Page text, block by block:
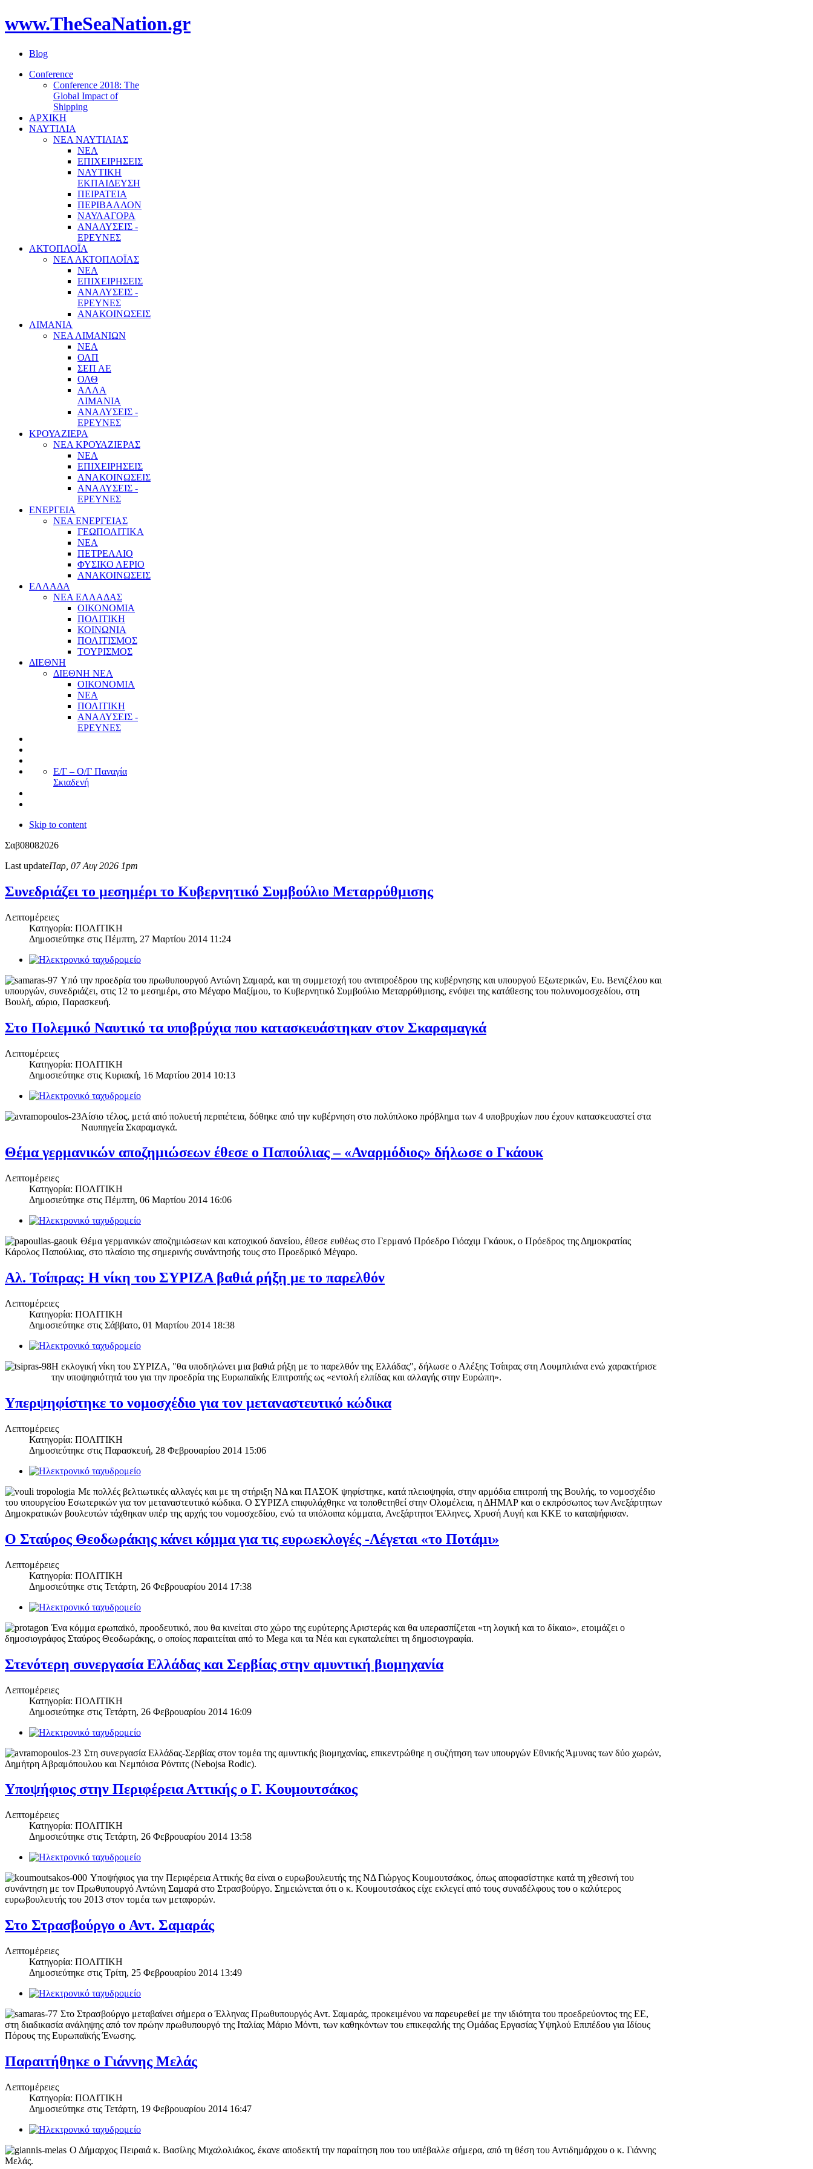
www.TheSeaNation.gr
Blog
Conference
Conference 2018: The
Global Impact of
Shipping
ΑΡΧΙΚΗ
ΝΑΥΤΙΛΙΑ
ΝΕΑ ΝΑΥΤΙΛΙΑΣ
ΝΕΑ
ΕΠΙΧΕΙΡΗΣΕΙΣ
ΝΑΥΤΙΚΗ
ΕΚΠΑΙΔΕΥΣΗ
ΠΕΙΡΑΤΕΙΑ
ΠΕΡΙΒΑΛΛΟΝ
ΝΑΥΛΑΓΟΡΑ
ΑΝΑΛΥΣΕΙΣ -
ΕΡΕΥΝΕΣ
ΑΚΤΟΠΛΟΪΑ
ΝΕΑ ΑΚΤΟΠΛΟΪΑΣ
ΝΕΑ
ΕΠΙΧΕΙΡΗΣΕΙΣ
ΑΝΑΛΥΣΕΙΣ -
ΕΡΕΥΝΕΣ
ΑΝΑΚΟΙΝΩΣΕΙΣ
ΛΙΜΑΝΙΑ
ΝΕΑ ΛΙΜΑΝΙΩΝ
ΝΕΑ
ΟΛΠ
ΣΕΠ ΑΕ
ΟΛΘ
ΑΛΛΑ
ΛΙΜΑΝΙΑ
ΑΝΑΛΥΣΕΙΣ -
ΕΡΕΥΝΕΣ
ΚΡΟΥΑΖΙΕΡΑ
ΝΕΑ ΚΡΟΥΑΖΙΕΡΑΣ
NEA
ΕΠΙΧΕΙΡΗΣΕΙΣ
ΑΝΑΚΟΙΝΩΣΕΙΣ
ΑΝΑΛΥΣΕΙΣ -
ΕΡΕΥΝΕΣ
ΕΝΕΡΓΕΙΑ
ΝΕΑ ΕΝΕΡΓΕΙΑΣ
ΓΕΩΠΟΛΙΤΙΚΑ
ΝΕΑ
ΠΕΤΡΕΛΑΙΟ
ΦΥΣΙΚΟ ΑΕΡΙΟ
ΑΝΑΚΟΙΝΩΣΕΙΣ
ΕΛΛΑΔΑ
ΝΕΑ ΕΛΛΑΔΑΣ
ΟΙΚΟΝΟΜΙΑ
ΠΟΛΙΤΙΚΗ
ΚΟΙΝΩΝΙΑ
ΠΟΛΙΤΙΣΜΟΣ
ΤΟΥΡΙΣΜΟΣ
ΔΙΕΘΝΗ
ΔΙΕΘΝΗ ΝΕΑ
ΟΙΚΟΝΟΜΙΑ
ΝΕΑ
ΠΟΛΙΤΙΚΗ
ΑΝΑΛΥΣΕΙΣ -
ΕΡΕΥΝΕΣ
Ε/Γ – Ο/Γ Παναγία
Σκιαδενή
Skip to content
Σαβ08082026
Last updateΠαρ, 07 Αυγ 2026 1pm
Συνεδριάζει το μεσημέρι το Κυβερνητικό Συμβούλιο Μεταρρύθμισης
Λεπτομέρειες
Κατηγορία: ΠΟΛΙΤΙΚΗ
Δημοσιεύτηκε στις Πέμπτη, 27 Μαρτίου 2014 11:24
Υπό την προεδρία του πρωθυπουργού Αντώνη Σαμαρά, και τη συμμετοχή του αντιπροέδρου της κυβέρνησης και υπουργού Εξωτερικών, Ευ. Βενιζέλου και
υπουργών, συνεδριάζει, στις 12 το μεσημέρι, στο Μέγαρο Μαξίμου, το Κυβερνητικό Συμβούλιο Μεταρρύθμισης, ενόψει της κατάθεσης του πολυνομοσχεδίου, στη
Βουλή, αύριο, Παρασκευή.
Στο Πολεμικό Ναυτικό τα υποβρύχια που κατασκευάστηκαν στον Σκαραμαγκά
Λεπτομέρειες
Κατηγορία: ΠΟΛΙΤΙΚΗ
Δημοσιεύτηκε στις Κυριακή, 16 Μαρτίου 2014 10:13
Αίσιο τέλος, μετά από πολυετή περιπέτεια, δόθηκε από την κυβέρνηση στο πολύπλοκο πρόβλημα των 4 υποβρυχίων που έχουν κατασκευαστεί στα
Ναυπηγεία Σκαραμαγκά.
Θέμα γερμανικών αποζημιώσεων έθεσε ο Παπούλιας – «Αναρμόδιος» δήλωσε ο Γκάουκ
Λεπτομέρειες
Κατηγορία: ΠΟΛΙΤΙΚΗ
Δημοσιεύτηκε στις Πέμπτη, 06 Μαρτίου 2014 16:06
Θέμα γερμανικών αποζημιώσεων και κατοχικού δανείου, έθεσε ευθέως στο Γερμανό Πρόεδρο Γιόαχιμ Γκάουκ, ο Πρόεδρος της Δημοκρατίας
Κάρολος Παπούλιας, στο πλαίσιο της σημερινής συνάντησής τους στο Προεδρικό Μέγαρο.
Αλ. Τσίπρας: Η νίκη του ΣΥΡΙΖΑ βαθιά ρήξη με το παρελθόν
Λεπτομέρειες
Κατηγορία: ΠΟΛΙΤΙΚΗ
Δημοσιεύτηκε στις Σάββατο, 01 Μαρτίου 2014 18:38
Η εκλογική νίκη του ΣΥΡΙΖΑ, "θα υποδηλώνει μια βαθιά ρήξη με το παρελθόν της Ελλάδας", δήλωσε ο Αλέξης Τσίπρας στη Λουμπλιάνα ενώ χαρακτήρισε
την υποψηφιότητά του για την προεδρία της Ευρωπαϊκής Επιτροπής ως «εντολή ελπίδας και αλλαγής στην Ευρώπη».
Υπερψηφίστηκε το νομοσχέδιο για τον μεταναστευτικό κώδικα
Λεπτομέρειες
Κατηγορία: ΠΟΛΙΤΙΚΗ
Δημοσιεύτηκε στις Παρασκευή, 28 Φεβρουαρίου 2014 15:06
Με πολλές βελτιωτικές αλλαγές και με τη στήριξη ΝΔ και ΠΑΣΟΚ ψηφίστηκε, κατά πλειοψηφία, στην αρμόδια επιτροπή της Βουλής, το νομοσχέδιο
του υπουργείου Εσωτερικών για τον μεταναστευτικό κώδικα. Ο ΣΥΡΙΖΑ επιφυλάχθηκε να τοποθετηθεί στην Ολομέλεια, η ΔΗΜΑΡ και ο εκπρόσωπος των Ανεξάρτητων
Δημοκρατικών βουλευτών τάχθηκαν υπέρ της αρχής του νομοσχεδίου, ενώ τα υπόλοιπα κόμματα, Ανεξάρτητοι Έλληνες, Χρυσή Αυγή και ΚΚΕ το καταψήφισαν.
Ο Σταύρος Θεοδωράκης κάνει κόμμα για τις ευρωεκλογές -Λέγεται «το Ποτάμι»
Λεπτομέρειες
Κατηγορία: ΠΟΛΙΤΙΚΗ
Δημοσιεύτηκε στις Τετάρτη, 26 Φεβρουαρίου 2014 17:38
Ένα κόμμα ερωπαϊκό, προοδευτικό, που θα κινείται στο χώρο της ευρύτερης Αριστεράς και θα υπερασπίζεται «τη λογική και το δίκαιο», ετοιμάζει ο
δημοσιογράφος Σταύρος Θεοδωράκης, ο οποίος παραιτείται από το Mega και τα Νέα και εγκαταλείπει τη δημοσιογραφία.
Στενότερη συνεργασία Ελλάδας και Σερβίας στην αμυντική βιομηχανία
Λεπτομέρειες
Κατηγορία: ΠΟΛΙΤΙΚΗ
Δημοσιεύτηκε στις Τετάρτη, 26 Φεβρουαρίου 2014 16:09
Στη συνεργασία Ελλάδας-Σερβίας στον τομέα της αμυντικής βιομηχανίας, επικεντρώθηε η συζήτηση των υπουργών Εθνικής Άμυνας των δύο χωρών,
Δημήτρη Αβραμόπουλου και Νεμπόισα Ρόντιτς (Nebojsa Rodic).
Υποψήφιος στην Περιφέρεια Αττικής ο Γ. Κουμουτσάκος
Λεπτομέρειες
Κατηγορία: ΠΟΛΙΤΙΚΗ
Δημοσιεύτηκε στις Τετάρτη, 26 Φεβρουαρίου 2014 13:58
Υποψήφιος για την Περιφέρεια Αττικής θα είναι ο ευρωβουλευτής της ΝΔ Γιώργος Κουμουτσάκος, όπως αποφασίστηκε κατά τη χθεσινή του
συνάντηση με τον Πρωθυπουργό Αντώνη Σαμαρά στο Στρασβούργο. Σημειώνεται ότι ο κ. Κουμουτσάκος είχε εκλεγεί από τους συναδέλφους του ο καλύτερος
ευρωβουλευτής του 2013 στον τομέα των μεταφορών.
Στο Στρασβούργο ο Αντ. Σαμαράς
Λεπτομέρειες
Κατηγορία: ΠΟΛΙΤΙΚΗ
Δημοσιεύτηκε στις Τρίτη, 25 Φεβρουαρίου 2014 13:49
Στο Στρασβούργο μεταβαίνει σήμερα ο Έλληνας Πρωθυπουργός Αντ. Σαμαράς, προκειμένου να παρευρεθεί με την ιδιότητα του προεδρεύοντος της ΕΕ,
στη διαδικασία ανάληψης από τον πρώην πρωθυπουργό της Ιταλίας Μάριο Μόντι, των καθηκόντων του επικεφαλής της Ομάδας Εργασίας Υψηλού Επιπέδου για Ιδίους
Πόρους της Ευρωπαϊκής Ένωσης.
Παραιτήθηκε ο Γιάννης Μελάς
Λεπτομέρειες
Κατηγορία: ΠΟΛΙΤΙΚΗ
Δημοσιεύτηκε στις Τετάρτη, 19 Φεβρουαρίου 2014 16:47
Ο Δήμαρχος Πειραιά κ. Βασίλης Μιχαλολιάκος, έκανε αποδεκτή την παραίτηση που του υπέβαλλε σήμερα, από τη θέση του Αντιδημάρχου ο κ. Γιάννης
Μελάς.